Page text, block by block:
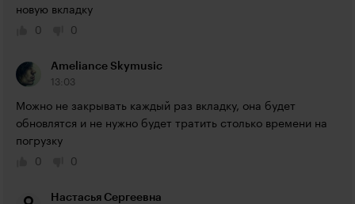
новую вкладку
0
0
Ameliance Skymusic
13:03
Можно не закрывать каждый раз вкладку, она будет
обновлятся и не нужно будет тратить столько времени на
погрузку
0
0
Настасья Сергеевна